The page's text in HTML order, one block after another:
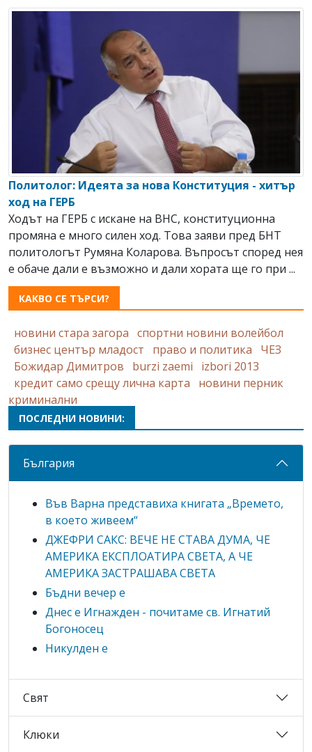
Политолог: Идеята за нова Конституция - хитър
ход на ГЕРБ
Ходът на ГЕРБ с искане на ВНС, конституционна
промяна е много силен ход. Това заяви пред БНТ
политологът Румяна Коларова. Въпросът според нея
е обаче дали е възможно и дали хората ще го при ...
КАКВО СЕ ТЪРСИ?
новини стара загора спортни новини волейбол
бизнес център младост
право и политика
ЧЕЗ
Божидар Димитров
burzi zaemi
izbori 2013
кредит само срещу лична карта
новини перник
криминални
ПОСЛЕДНИ НОВИНИ:
България
Във Варна представиха книгата „Времето,
в което живеем“
ДЖЕФРИ САКС: ВЕЧЕ НЕ СТАВА ДУМА, ЧЕ
АМЕРИКА ЕКСПЛОАТИРА СВЕТА, А ЧЕ
АМЕРИКА ЗАСТРАШАВА СВЕТА
Бъдни вечер е
Днес е Игнажден - почитаме св. Игнатий
Богоносец
Никулден е
Свят
Клюки